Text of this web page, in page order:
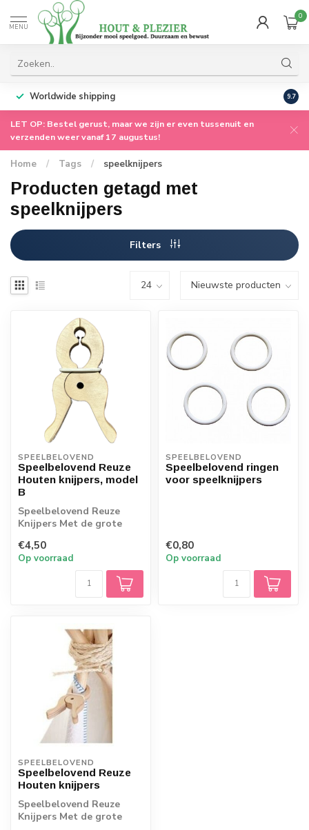
MENU
0
Worldwide shipping 9.7
LET OP: Bestel gerust, maar we zijn er even tussenuit en
verzenden weer vanaf 17 augustus!
Home / Tags / speelknijpers
Producten getagd met
speelknijpers
Filters
SPEELBELOVEND
Speelbelovend Reuze
Houten knijpers, model
B
Speelbelovend Reuze
Knijpers Met de grote
Speelbelovend, kan...
€4,50
Op voorraad
SPEELBELOVEND
Speelbelovend ringen
voor speelknijpers
€0,80
Op voorraad
SPEELBELOVEND
Speelbelovend Reuze
Houten knijpers
Speelbelovend Reuze
Knijpers Met de grote